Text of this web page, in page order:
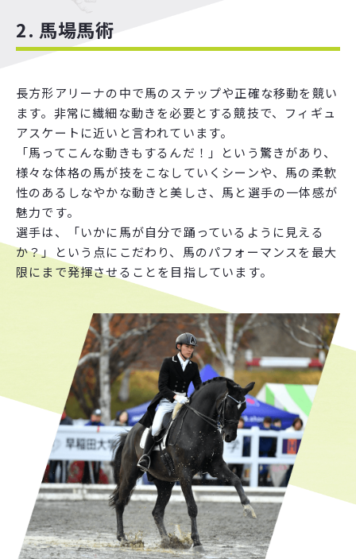
2. 馬場馬術
長方形アリーナの中で馬のステップや正確な移動を競い
ます。非常に繊細な動きを必要とする競技で、フィギュ
アスケートに近いと言われています。
「馬ってこんな動きもするんだ！」という驚きがあり、
様々な体格の馬が技をこなしていくシーンや、馬の柔軟
性のあるしなやかな動きと美しさ、馬と選手の一体感が
魅力です。
選手は、「いかに馬が自分で踊っているように見える
か？」という点にこだわり、馬のパフォーマンスを最大
限にまで発揮させることを目指しています。